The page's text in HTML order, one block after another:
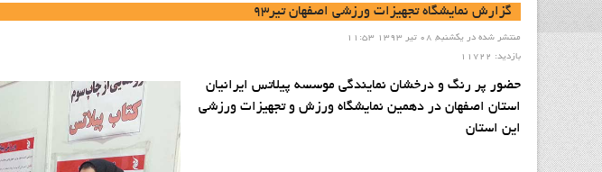
گزارش نمايشگاه تجهيزات ورزشي اصفهان تير93
منتشر شده در یکشنبه, 08 تیر 1393 11:53
بازدید: 11722
حضور پر رنگ و درخشان نمایندگی موسسه پیلاتس ایرانیان
استان اصفهان در دهمین نمایشگاه ورزش و تجهیزات ورزشی
این استان